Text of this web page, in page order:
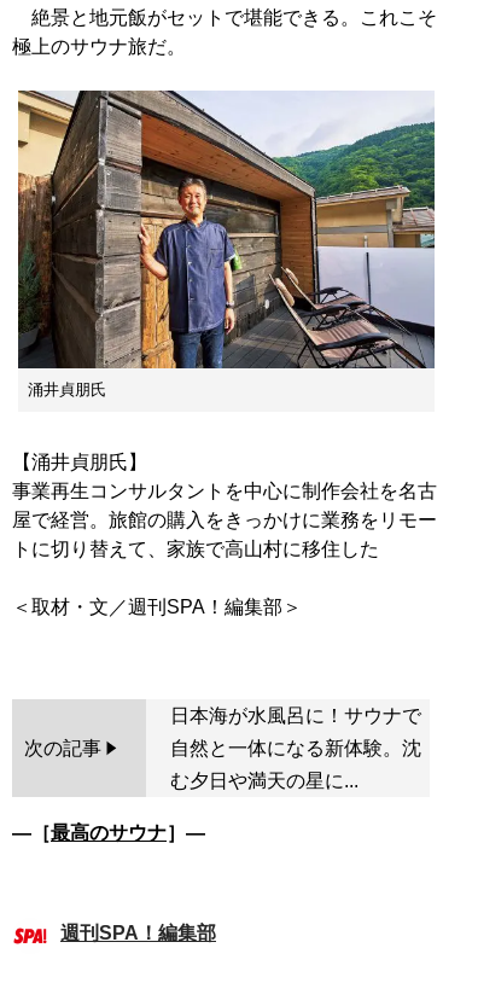
絶景と地元飯がセットで堪能できる。これこそ
極上のサウナ旅だ。
涌井貞朋氏
【涌井貞朋氏】
事業再生コンサルタントを中心に制作会社を名古
屋で経営。旅館の購入をきっかけに業務をリモー
トに切り替えて、家族で高山村に移住した
＜取材・文／週刊SPA！編集部＞
次の記事
日本海が水風呂に！サウナで
自然と一体になる新体験。沈
む夕日や満天の星に...
―［最高のサウナ］―
週刊SPA！編集部